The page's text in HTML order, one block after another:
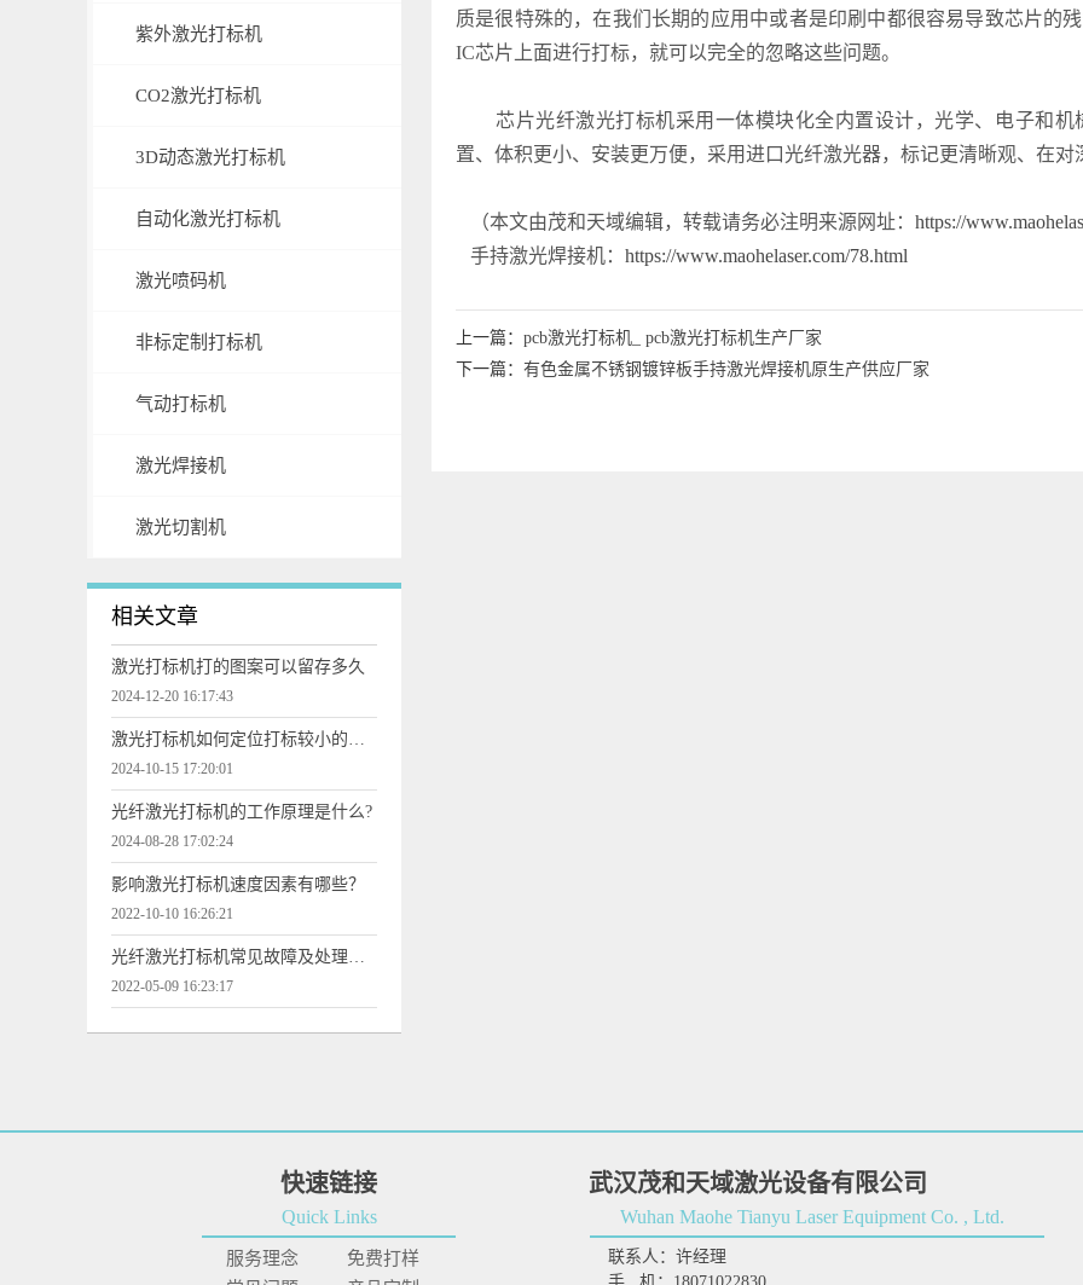
1 2 3 4
紫外激光打标机
CO2激光打标机
3D动态激光打标机
自动化激光打标机
激光喷码机
非标定制打标机
气动打标机
激光焊接机
激光切割机
相关文章
激光打标机打的图案可以留存多久
2024-12-20 16:17:43
激光打标机如何定位打标较小的零件物品
2024-10-15 17:20:01
光纤激光打标机的工作原理是什么?
2024-08-28 17:02:24
影响激光打标机速度因素有哪些？
2022-10-10 16:26:21
光纤激光打标机常见故障及处理方法
2022-05-09 16:23:17
质是很特殊的，在我们长期的应用中或者是印刷中都很容易导致芯片的
IC芯片上面进行打标，就可以完全的忽略这些问题。
芯片光纤激光打标机采用一体模块化全内置设计，光学、电子和机
置、体积更小、安装更万便，采用进口光纤激光器，标记更清晰观、在对
（本文由茂和天域编辑，转载请务必注明来源网址： https://
手持激光焊接机： https://www.maohelaser.com/78.html
上一篇： pcb激光打标机_ pcb激光打标机生产厂家
下一篇： 有色金属不锈钢镀锌板手持激光焊接机原生产供应厂家
快速链接
Quick Links
服务理念
免费打样
武汉茂和天域激光设备有限公司
Wuhan Maohe Tianyu Laser Equipment Co. , Ltd.
联系人：许经理